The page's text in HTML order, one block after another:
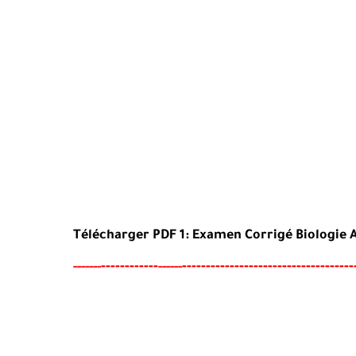
Télécharger PDF 1: Examen Corrigé Biologie
-------------------------